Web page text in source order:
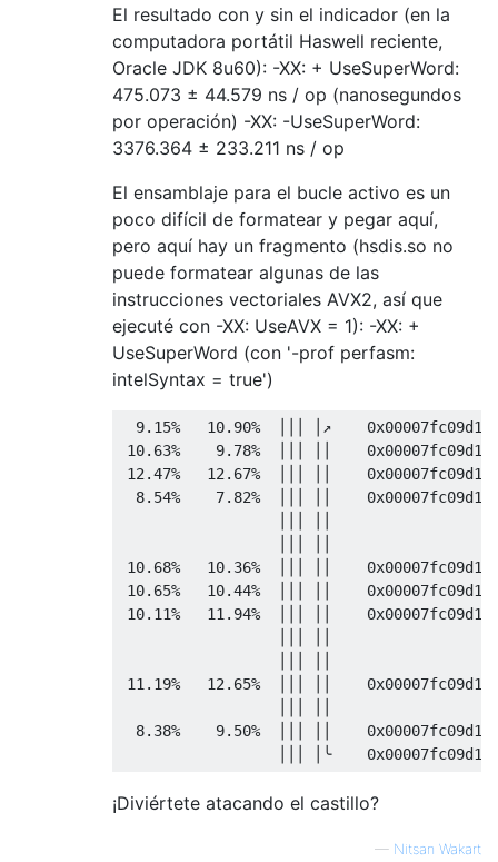
El resultado con y sin el indicador (en la
computadora portátil Haswell reciente,
Oracle JDK 8u60): -XX: + UseSuperWord:
475.073 ± 44.579 ns / op (nanosegundos
por operación) -XX: -UseSuperWord:
3376.364 ± 233.211 ns / op
El ensamblaje para el bucle activo es un
poco difícil de formatear y pegar aquí,
pero aquí hay un fragmento (hsdis.so no
puede formatear algunas de las
instrucciones vectoriales AVX2, así que
ejecuté con -XX: UseAVX = 1): -XX: +
UseSuperWord (con '-prof perfasm:
intelSyntax = true')
9.15% 10.90% │↗
10.63% 9.78%
12.47% 12.67%
8.54% 7.82%
10.68% 10.36%
10.65% 10.44%
10.11% 11.94%
11.19% 12.65%
8.38% 9.50%
│╰
¡Diviértete atacando el castillo?
— Nitsan Wakart